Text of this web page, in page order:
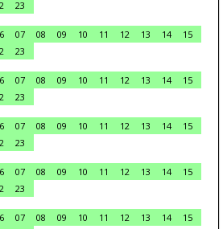
23
07 08 09 10 11 12 13 14
15
23
07 08 09 10 11 12 13 14
15
23
07 08 09 10 11 12 13 14
15
23
07 08 09 10 11 12 13 14
15
23
07 08 09 10 11 12 13 14
15